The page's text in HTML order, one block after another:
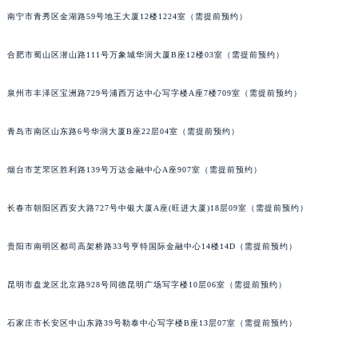
南宁市青秀区金湖路59号地王大厦12楼1224室（需提前预约）
合肥市蜀山区潜山路111号万象城华润大厦B座12楼03室（需提前预约）
泉州市丰泽区宝洲路729号浦西万达中心写字楼A座7楼709室（需提前预约）
青岛市南区山东路6号华润大厦B座22层04室（需提前预约）
烟台市芝罘区胜利路139号万达金融中心A座907室（需提前预约）
长春市朝阳区西安大路727号中银大厦A座(旺进大厦)18层09室（需提前预约）
贵阳市南明区都司高架桥路33号亨特国际金融中心14楼14D（需提前预约）
昆明市盘龙区北京路928号同德昆明广场写字楼10层06室（需提前预约）
石家庄市长安区中山东路39号勒泰中心写字楼B座13层07室（需提前预约）